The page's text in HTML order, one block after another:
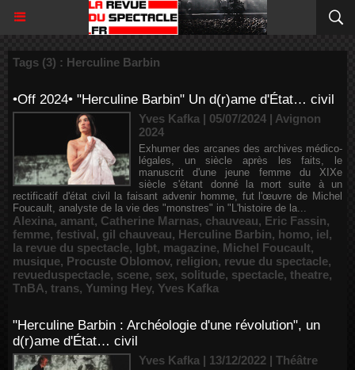
Tags (3) : Herculine Barbin
•Off 2024• "Herculine Barbin" Un d(r)ame d'État… civil
Yves Kafka | 05/07/2024 | Avignon
2024
Exhumer des arcanes des archives médico-
légales, un siècle après les faits, le
manuscrit d'une jeune femme du XIXe
siècle s'étant donné la mort suite à un
rectificatif d'état civil la faisant advenir homme, fut l'œuvre de Michel
Foucault, analyste de la vie des "monstres" in "L'histoire de la...
Alexina, amant, Catherine Marnas, chauveau, Eric Fassin,
femme, festival, gil chauveau, Herculine Barbin, homo, iel,
la revue du spectacle, lgbt, magazine, Michel Foucault,
musique, Procuste Oblomov, religion, revue du spectacle,
revueduspectacle, scene, sex, solitude, spectacle, theatre,
TnBA, trans, Yuming Hey, Yves Kafka
"Herculine Barbin : Archéologie d'une révolution", un
d(r)ame d'État… civil
Yves Kafka | 13/12/2022 | Théâtre